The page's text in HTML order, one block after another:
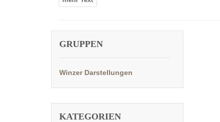
GRUPPEN
Winzer Darstellungen
KATEGORIEN